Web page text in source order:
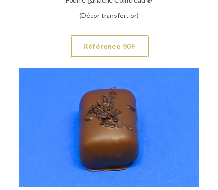
(Décor transfert or)
Référence 90F